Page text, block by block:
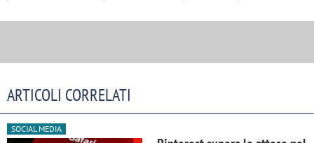
ARTICOLI CORRELATI
SOCIAL MEDIA